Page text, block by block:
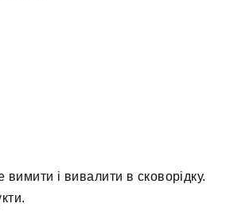
і вивалити в сковорідку.